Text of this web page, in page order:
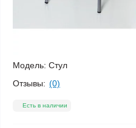
Модель: Стул
Отзывы: (0)
Есть в наличии